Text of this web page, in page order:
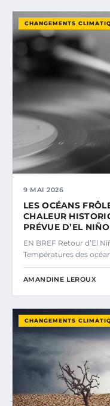
CHANGEMENTS
9 MAI 2026
LES OCÉANS
CHALEUR
PRÉVUE D’EL NIÑO
EN BREF Retour d’El
Températures des
AMANDINE LEROUX
CHANGEMENTS